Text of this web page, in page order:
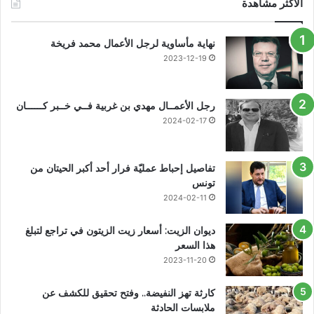
الأكثر مشاهدة
نهاية مأساوية لرجل الأعمال محمد فريخة
2023-12-19
رجل الأعمــال مهدي بن غربية فــي خــبر كــــــان
2024-02-17
تفاصيل إحباط عمليّة فرار أحد أكبر الحيتان من
تونس
2024-02-11
ديوان الزيت: أسعار زيت الزيتون في تراجع لتبلغ
هذا السعر
2023-11-20
كارثة تهز النفيضة.. وفتح تحقيق للكشف عن
ملابسات الحادثة